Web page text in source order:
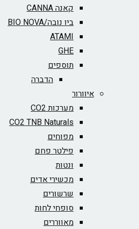
קאנה CANNA
ביו נובה/BIO NOVA‏
ATAMI
GHE
תוספים
הדברה
איוורור
מערכות CO2
CO2 TNB Naturals
מפוחים
פילטר פחם
ונטות
מכשירי אדים
שרשורים
סופחי לחות
מאווררים